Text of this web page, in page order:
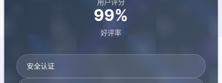
用户评分
99%
好评率
安全认证